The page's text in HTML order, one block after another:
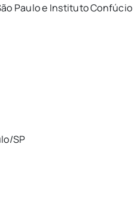
Paulo e Instituto Confúcio
SP